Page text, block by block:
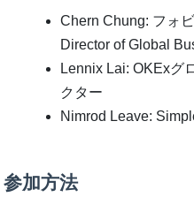
Chern Chung: フォ
Director of Global
Lennix Lai: OKExグ
クター
Nimrod Leave:
参加方法